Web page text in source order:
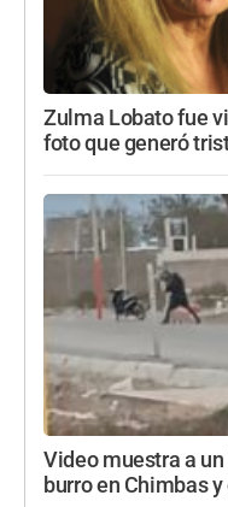
Zulma Lobato fue
foto que generó
Video muestra a
burro en Chimbas